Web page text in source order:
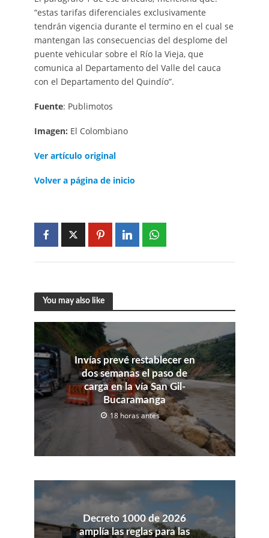
“estas tarifas diferenciales exclusivamente
tendrán vigencia durante el termino en el cual se
mantengan las consecuencias del desplome del
puente vehicular sobre el Río la Vieja, que
comunica al Departamento del Valle del cauca
con el Departamento del Quindío”.
Fuente: Publimotos
Imagen: El Colombiano
Ver artículo original
Volver a página de inicio
You may also like
Invías prevé restablecer en
dos semanas el paso de
carga en la vía San Gil-
Bucaramanga
18 horas antes
Decreto 1000 de 2026
amplía las reglas para las